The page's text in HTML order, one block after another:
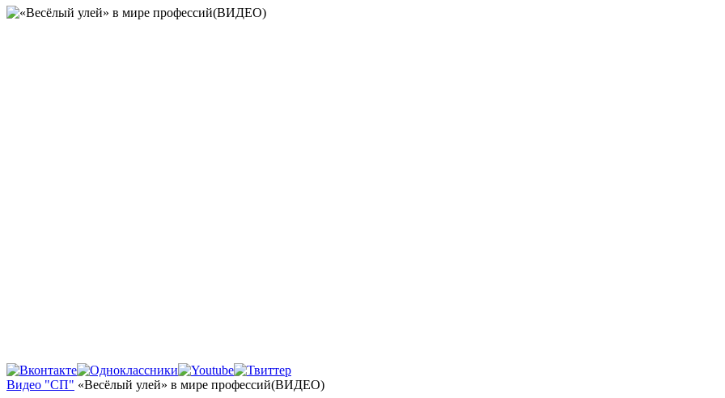
Главная
Видео "СП" «Весёлый улей» в мире профессий(ВИДЕО)